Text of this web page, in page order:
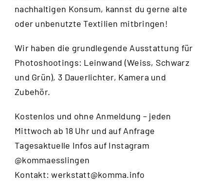
nachhaltigen Konsum, kannst du gerne alte
oder unbenutzte Textilien mitbringen!
Wir haben die grundlegende Ausstattung für
Photoshootings: Leinwand (Weiss, Schwarz
und Grün), 3 Dauerlichter, Kamera und
Zubehör.
Kostenlos und ohne Anmeldung – jeden
Mittwoch ab 18 Uhr und auf Anfrage
Tagesaktuelle Infos auf Instagram
@kommaesslingen
Kontakt:werkstatt@komma.info